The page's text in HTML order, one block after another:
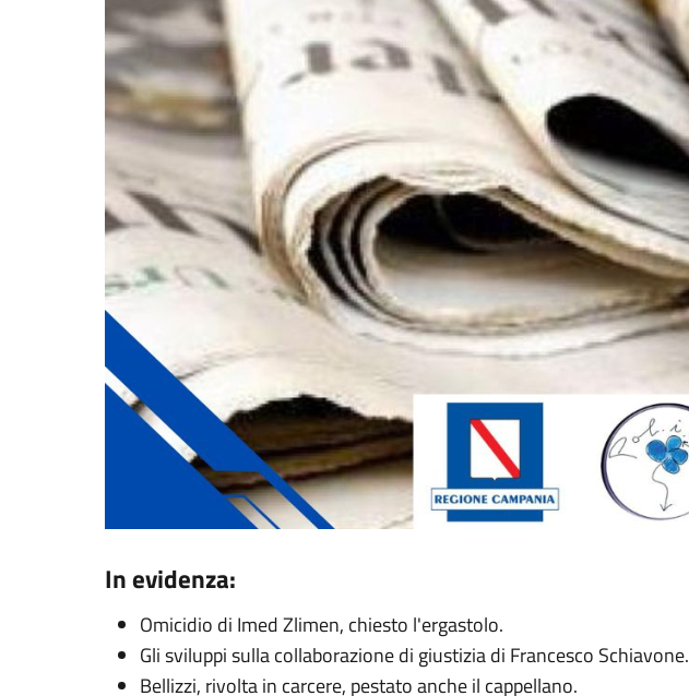
In evidenza:
Omicidio di Imed Zlimen, chiesto l'ergastolo.
Gli sviluppi sulla collaborazione di giustizia di Francesco Schiavone.
Bellizzi, rivolta in carcere, pestato anche il cappellano.